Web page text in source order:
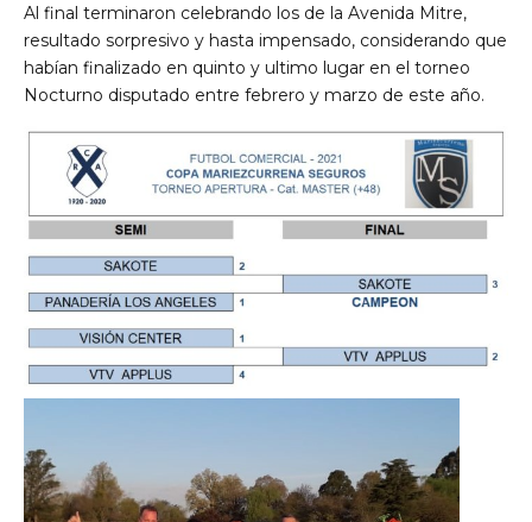
Al final terminaron celebrando los de la Avenida Mitre,
resultado sorpresivo y hasta impensado, considerando que
habían finalizado en quinto y ultimo lugar en el torneo
Nocturno disputado entre febrero y marzo de este año.